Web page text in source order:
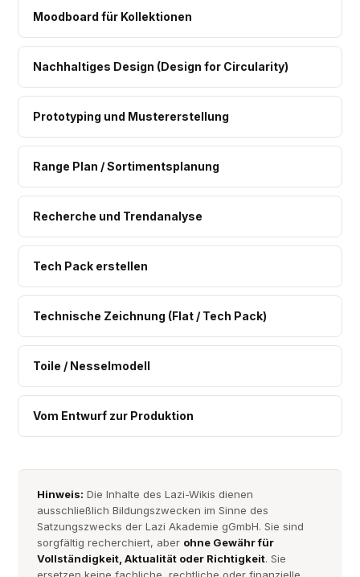
Moodboard für Kollektionen
Nachhaltiges Design (Design for Circularity)
Prototyping und Mustererstellung
Range Plan / Sortimentsplanung
Recherche und Trendanalyse
Tech Pack erstellen
Technische Zeichnung (Flat / Tech Pack)
Toile / Nesselmodell
Vom Entwurf zur Produktion
Hinweis: Die Inhalte des Lazi-Wikis dienen
ausschließlich Bildungszwecken im Sinne des
Satzungszwecks der Lazi Akademie gGmbH. Sie sind
sorgfältig recherchiert, aber ohne Gewähr für
Vollständigkeit, Aktualität oder Richtigkeit. Sie